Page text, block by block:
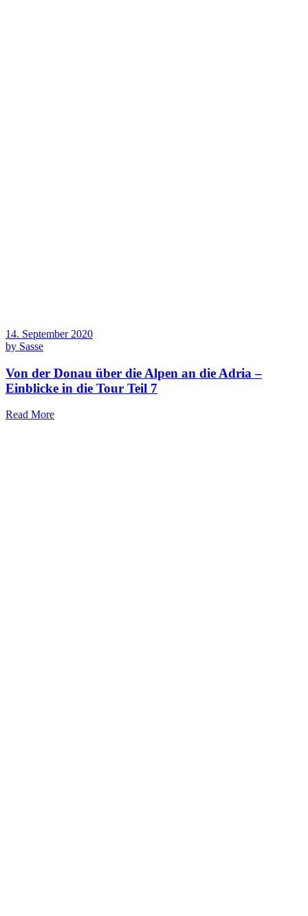
14. September 2020
by Sasse
Von der Donau über die Alpen an die Adria –
Einblicke in die Tour Teil 7
Read More